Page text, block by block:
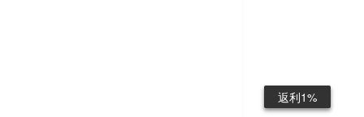
返利1%